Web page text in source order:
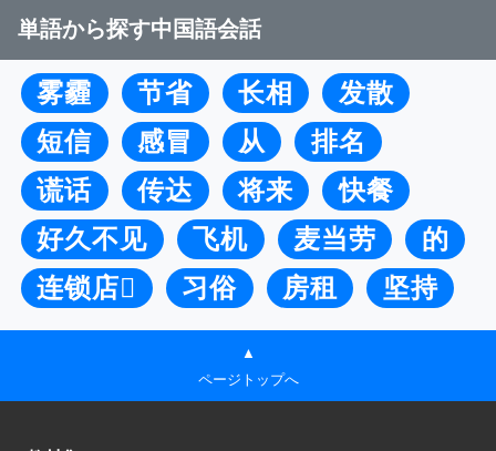
単語から探す中国語会話
雾霾 节省 长相
发散
短信
感冒 从
排名
谎话
传达 将来
快餐
好久不见
飞机 麦当劳
的
连锁店
习俗 房租 坚持
▲
ページトップへ